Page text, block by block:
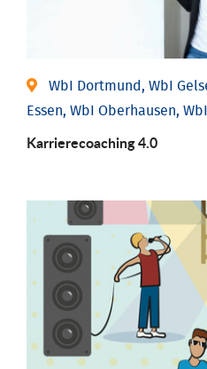
WbI Dortmund, WbI
Essen, WbI Oberhausen,
Karriere­coaching 4.0